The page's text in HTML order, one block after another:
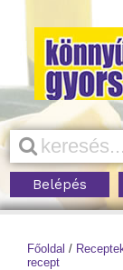
Belépés
Főoldal /
recept